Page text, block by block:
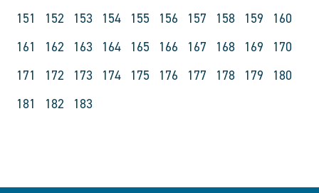
151
152 153 154 155 156 157 158 159
160
161
162 163 164 165 166 167 168 169
170
171
172 173 174 175 176 177 178 179
180
181
182 183